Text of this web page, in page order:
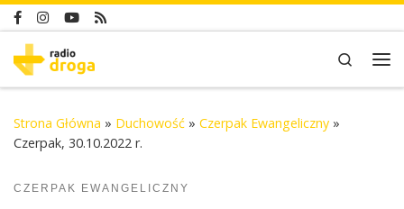
Skip to content
Search
Strona Główna » Duchowość » Czerpak Ewangeliczny »
Czerpak, 30.10.2022 r.
CZERPAK EWANGELICZNY